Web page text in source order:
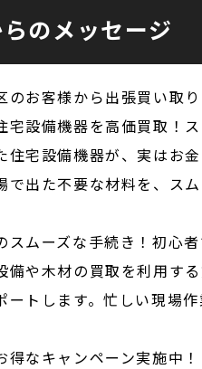
のメッセージ
のお客様から出張買い取
宅設備機器を高価買取！
住宅設備機器が、実はお
で出た不要な材料を、ス
スムーズな手続き！初心
備や木材の買取を利用す
ートします。忙しい現場
得なキャンペーン実施中！